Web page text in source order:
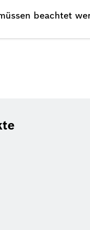
beachtet